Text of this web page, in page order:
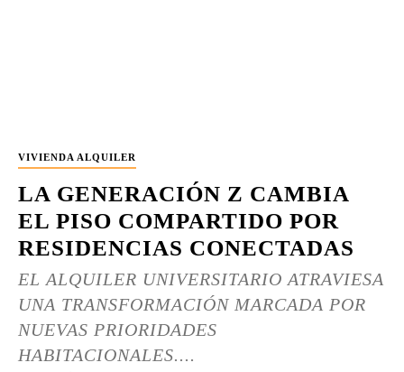
VIVIENDA ALQUILER
LA GENERACIÓN Z CAMBIA
EL PISO COMPARTIDO POR
RESIDENCIAS CONECTADAS
EL ALQUILER UNIVERSITARIO ATRAVIESA
UNA TRANSFORMACIÓN MARCADA POR
NUEVAS PRIORIDADES
HABITACIONALES....